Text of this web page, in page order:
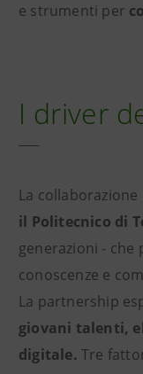
e strumenti per
I driver
La
il Politecnico di
generazioni -
conoscenze e
La partnership
giovani talenti,
digitale. Tre